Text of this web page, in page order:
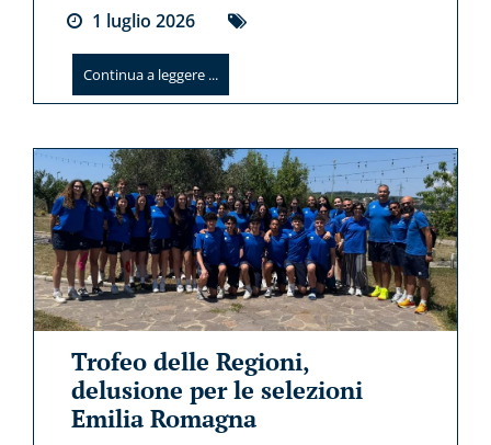
1 luglio 2026
Continua a leggere ...
Trofeo delle Regioni,
delusione per le selezioni
Emilia Romagna